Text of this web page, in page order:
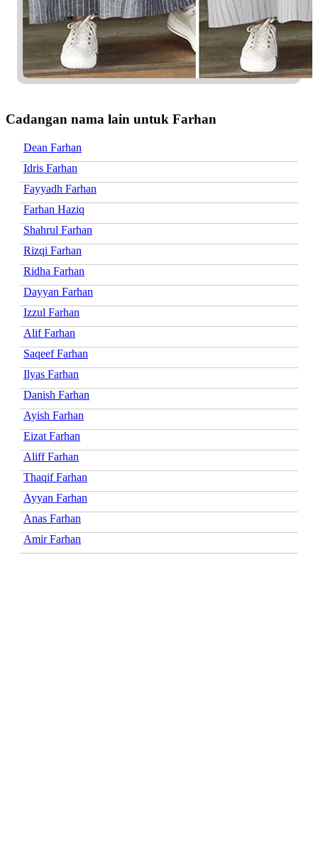
Cadangan nama lain untuk Farhan
Dean Farhan
Idris Farhan
Fayyadh Farhan
Farhan Haziq
Shahrul Farhan
Rizqi Farhan
Ridha Farhan
Dayyan Farhan
Izzul Farhan
Alif Farhan
Saqeef Farhan
Ilyas Farhan
Danish Farhan
Ayish Farhan
Eizat Farhan
Aliff Farhan
Thaqif Farhan
Ayyan Farhan
Anas Farhan
Amir Farhan